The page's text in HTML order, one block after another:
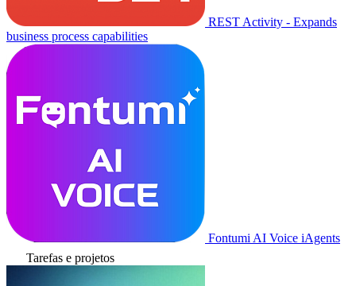
REST Activity - Expands
business process capabilities
Fontumi AI Voice iAgents
Tarefas e projetos